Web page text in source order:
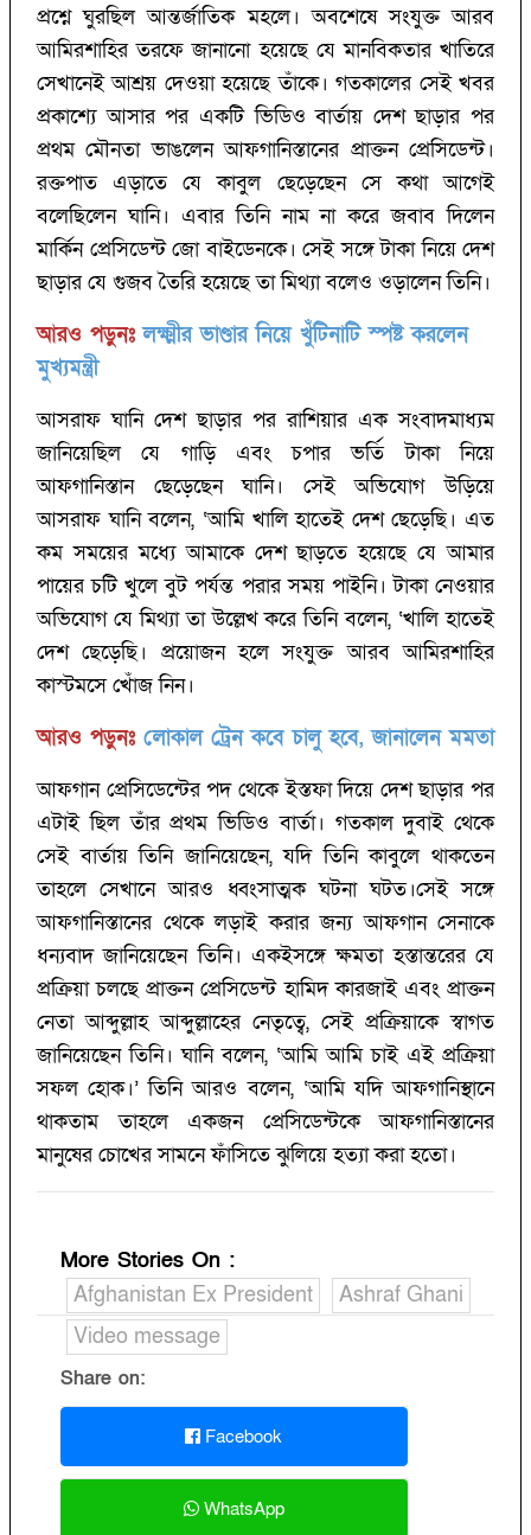
প্রশ্নে ঘুরছিল আন্তর্জাতিক মহলে। অবশেষে সংযুক্ত আরব
আমিরশাহির তরফে জানানো হয়েছে যে মানবিকতার খাতিরে
সেখানেই আশ্রয় দেওয়া হয়েছে তাঁকে। গতকালের সেই খবর
প্রকাশ্যে আসার পর একটি ভিডিও বার্তায় দেশ ছাড়ার পর
প্রথম মৌনতা ভাঙলেন আফগানিস্তানের প্রাক্তন প্রেসিডেন্ট।
রক্তপাত এড়াতে যে কাবুল ছেড়েছেন সে কথা আগেই
বলেছিলেন ঘানি। এবার তিনি নাম না করে জবাব দিলেন
মার্কিন প্রেসিডেন্ট জো বাইডেনকে। সেই সঙ্গে টাকা নিয়ে দেশ
ছাড়ার যে গুজব তৈরি হয়েছে তা মিথ্যা বলেও ওড়ালেন তিনি।
আরও পড়ুনঃ লক্ষ্মীর ভাণ্ডার নিয়ে খুঁটিনাটি স্পষ্ট করলেন
মুখ্যমন্ত্রী
আসরাফ ঘানি দেশ ছাড়ার পর রাশিয়ার এক সংবাদমাধ্যম
জানিয়েছিল যে গাড়ি এবং চপার ভর্তি টাকা নিয়ে
আফগানিস্তান ছেড়েছেন ঘানি। সেই অভিযোগ উড়িয়ে
আসরাফ ঘানি বলেন, ‘আমি খালি হাতেই দেশ ছেড়েছি। এত
কম সময়ের মধ্যে আমাকে দেশ ছাড়তে হয়েছে যে আমার
পায়ের চটি খুলে বুট পর্যন্ত পরার সময় পাইনি। টাকা নেওয়ার
অভিযোগ যে মিথ্যা তা উল্লেখ করে তিনি বলেন, ‘খালি হাতেই
দেশ ছেড়েছি। প্রয়োজন হলে সংযুক্ত আরব আমিরশাহির
কাস্টমসে খোঁজ নিন।
আরও পড়ুনঃ লোকাল ট্রেন কবে চালু হবে, জানালেন মমতা
আফগান প্রেসিডেন্টের পদ থেকে ইস্তফা দিয়ে দেশ ছাড়ার পর
এটাই ছিল তাঁর প্রথম ভিডিও বার্তা। গতকাল দুবাই থেকে
সেই বার্তায় তিনি জানিয়েছেন, যদি তিনি কাবুলে থাকতেন
তাহলে সেখানে আরও ধ্বংসাত্মক ঘটনা ঘটত।সেই সঙ্গে
আফগানিস্তানের থেকে লড়াই করার জন্য আফগান সেনাকে
ধন্যবাদ জানিয়েছেন তিনি। একইসঙ্গে ক্ষমতা হস্তান্তরের যে
প্রক্রিয়া চলছে প্রাক্তন প্রেসিডেন্ট হামিদ কারজাই এবং প্রাক্তন
নেতা আব্দুল্লাহ আব্দুল্লাহের নেতৃত্বে, সেই প্রক্রিয়াকে স্বাগত
জানিয়েছেন তিনি। ঘানি বলেন, ‘আমি আমি চাই এই প্রক্রিয়া
সফল হোক।’ তিনি আরও বলেন, ‘আমি যদি আফগানিস্থানে
থাকতাম তাহলে একজন প্রেসিডেন্টকে আফগানিস্তানের
মানুষের চোখের সামনে ফাঁসিতে ঝুলিয়ে হত্যা করা হতো।
More Stories On :
Afghanistan Ex President
Ashraf Ghani
Video message
Share on:
Facebook
WhatsApp